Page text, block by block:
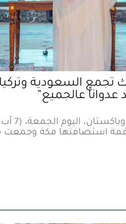
تجمع السعودية
عالجميع”
استضافتها مكة وجمعت